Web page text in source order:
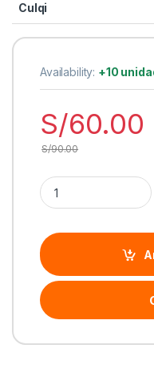
Culqi
Availability: +10
S/60.00
S/90.00
Cantidad Mouse